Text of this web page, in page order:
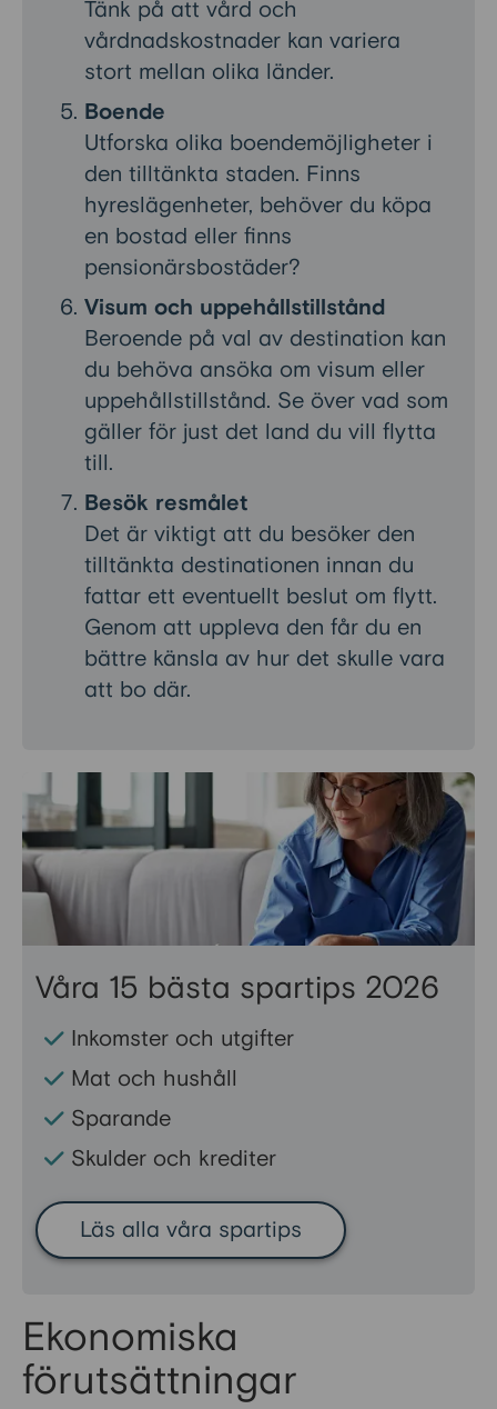
Tänk på att vård och
vårdnadskostnader kan variera
stort mellan olika länder.
Boende
Utforska olika boendemöjligheter i
den tilltänkta staden. Finns
hyreslägenheter, behöver du köpa
en bostad eller finns
pensionärsbostäder?
Visum och uppehållstillstånd
Beroende på val av destination kan
du behöva ansöka om visum eller
uppehållstillstånd. Se över vad som
gäller för just det land du vill flytta
till.
Besök resmålet
Det är viktigt att du besöker den
tilltänkta destinationen innan du
fattar ett eventuellt beslut om flytt.
Genom att uppleva den får du en
bättre känsla av hur det skulle vara
att bo där.
Våra 15 bästa spartips 2026
Inkomster och utgifter
Mat och hushåll
Sparande
Skulder och krediter
Läs alla våra spartips
Ekonomiska
förutsättningar